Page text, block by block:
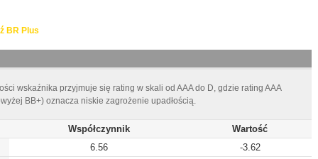
BR Plus
wskaźnika przyjmuje się rating w skali od AAA do D, gdzie rating AAA
BB+) oznacza niskie zagrożenie upadłością.
Współczynnik
Wartość
6.56
-3.62